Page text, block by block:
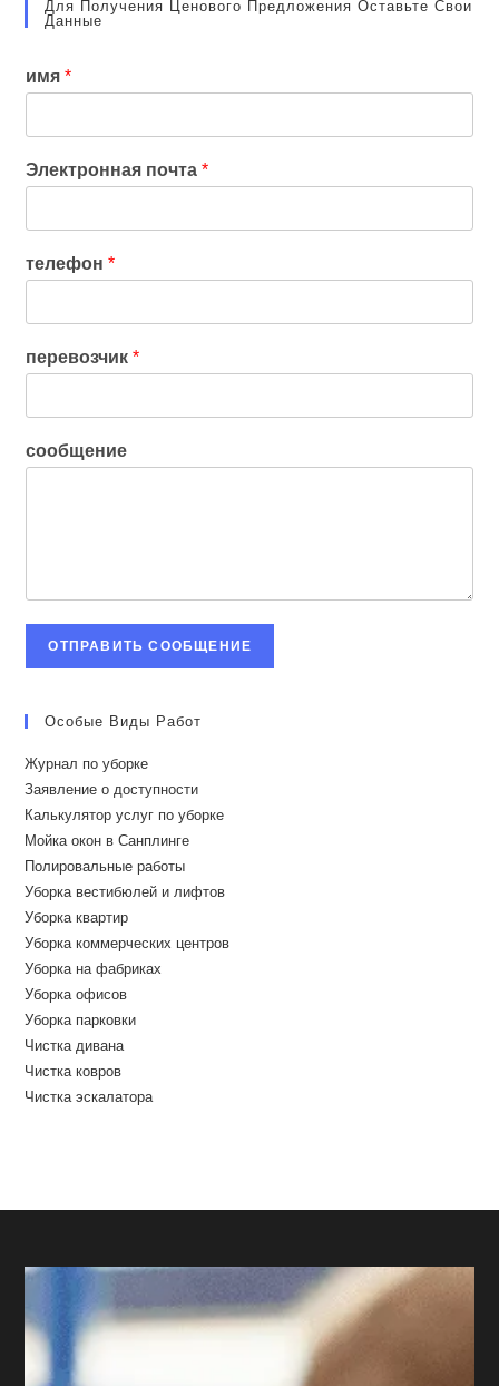
Для Получения Ценового Предложения Оставьте Свои
Данные
имя*
Электронная почта*
телефон*
перевозчик*
сообщение
ОТПРАВИТЬ СООБЩЕНИЕ
Особые Виды Работ
Журнал по уборке
Заявление о доступности
Калькулятор услуг по уборке
Мойка окон в Санплинге
Полировальные работы
Уборка вестибюлей и лифтов
Уборка квартир
Уборка коммерческих центров
Уборка на фабриках
Уборка офисов
Уборка парковки
Чистка дивана
Чистка ковров
Чистка эскалатора